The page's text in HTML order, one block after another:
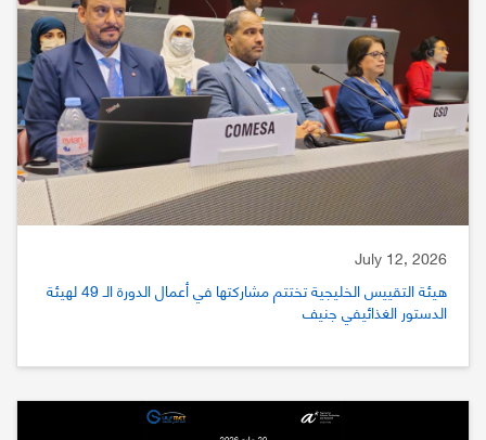
July 12, 2026
هيئة التقييس الخليجية تختتم مشاركتها في أعمال الدورة الـ 49 لهيئة
الدستور الغذائيفي جنيف